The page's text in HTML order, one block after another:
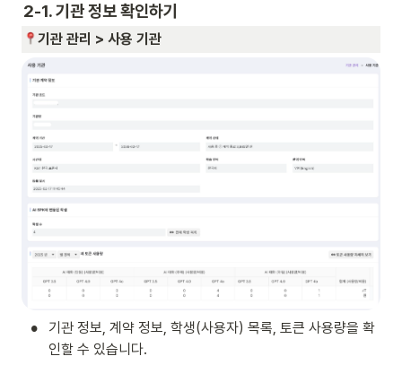
2-1. 기관 정보 확인하기
기관 관리 > 사용 기관
•
기관 정보, 계약 정보, 학생(사용자) 목록, 토큰 사용량을 확
인할 수 있습니다.